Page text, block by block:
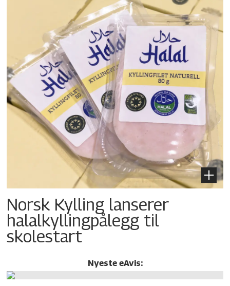
Norsk Kylling lanserer
halalkylling­pålegg til
skolestart
Nyeste eAvis: